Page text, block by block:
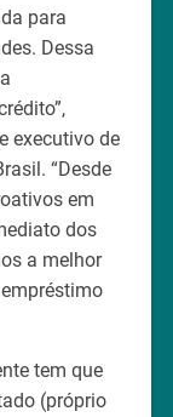
para
Dessa
executivo de
“Desde
em
dos
a melhor
tem que
(próprio